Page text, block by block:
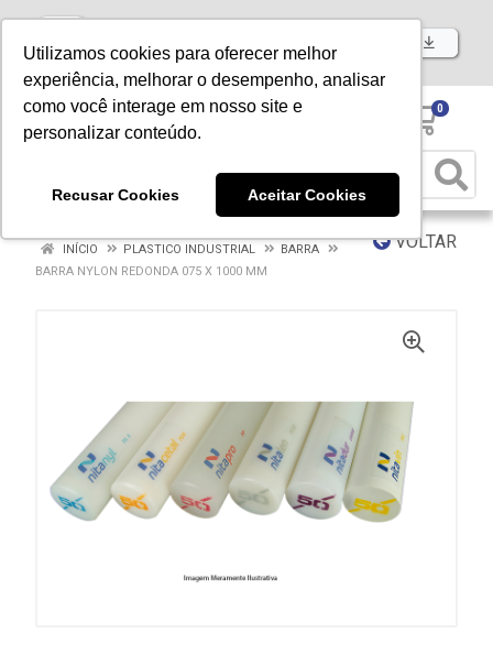
Utilizamos cookies para oferecer melhor
experiência, melhorar o desempenho, analisar
como você interage em nosso site e
personalizar conteúdo.
Recusar Cookies Aceitar Cookies
Baixe já nosso APP
0
VOLTAR
INÍCIO PLASTICO INDUSTRIAL
BARRA
BARRA NYLON REDONDA 075 X 1000 MM